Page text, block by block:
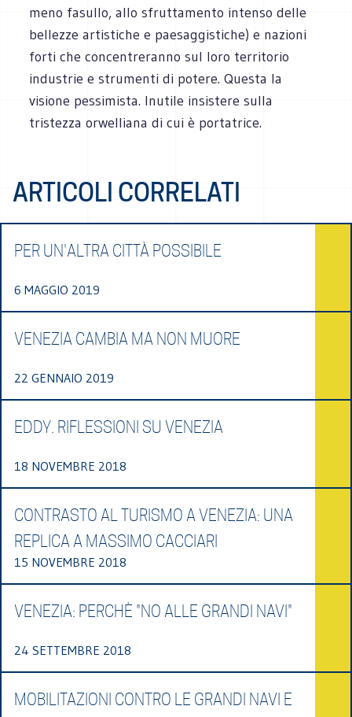
meno fasullo, allo sfruttamento intenso delle
bellezze artistiche e paesaggistiche) e nazioni
forti che concentreranno sul loro territorio
industrie e strumenti di potere. Questa la
visione pessimista. Inutile insistere sulla
tristezza orwelliana di cui è portatrice.
ARTICOLI CORRELATI
PER UN'ALTRA CITTÀ POSSIBILE
6 MAGGIO 2019
VENEZIA CAMBIA MA NON MUORE
22 GENNAIO 2019
EDDY. RIFLESSIONI SU VENEZIA
18 NOVEMBRE 2018
CONTRASTO AL TURISMO A VENEZIA: UNA
REPLICA A MASSIMO CACCIARI
15 NOVEMBRE 2018
VENEZIA: PERCHÈ "NO ALLE GRANDI NAVI"
24 SETTEMBRE 2018
MOBILITAZIONI CONTRO LE GRANDI NAVI E